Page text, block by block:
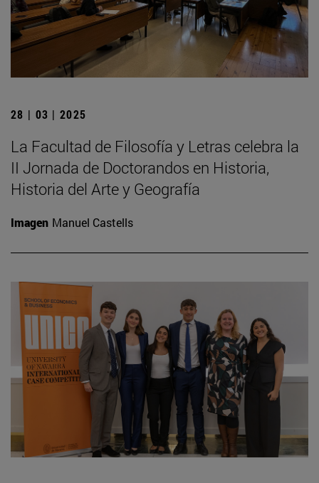
28 | 03 | 2025
La Facultad de Filosofía y Letras celebra la
II Jornada de Doctorandos en Historia,
Historia del Arte y Geografía
Imagen Manuel Castells